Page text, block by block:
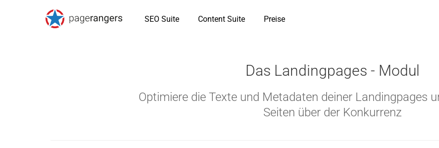
SEO Suite Content Suite Preise
Das Landingpages - Modul
Optimiere die Texte und Metadaten deiner Landingpages
Seiten über der Konkurrenz